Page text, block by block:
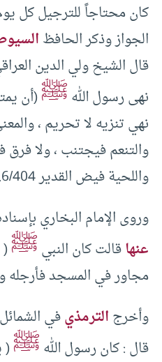
كان محتاجاً للترجيل كل
الجواز وذكر الحافظ
قال الشيخ ولي الدين
نهى رسول اللهﷺ(أن
نهي تنزيه لا تحريم ،
والتنعم فيجتنب ، ولا
واللحية فيض القدير 6/404.
وروى الإمام البخاري
عنهاقالت كان النبيﷺ
مجاور في المسجد فأرجله
وأخرجالترمذيفي
قال : كان رسول اللهﷺ(